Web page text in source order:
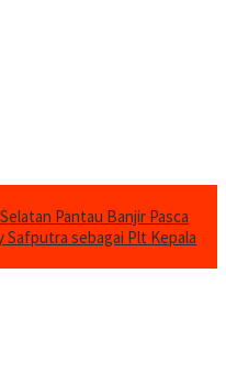
Pantau Banjir Pasca
Safputra sebagai Plt Kepala